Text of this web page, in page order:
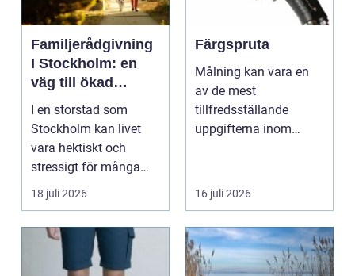
Familjerådgivning
I Stockholm: en
väg till ökad
harmoni och
förståelse
I en storstad som
Stockholm kan livet
vara hektiskt och
stressigt för många
familjer. Kon...
18 juli 2026
Färgspruta
Målning kan vara en
av de mest
tillfredsställande
uppgifterna inom
16 juli 2026